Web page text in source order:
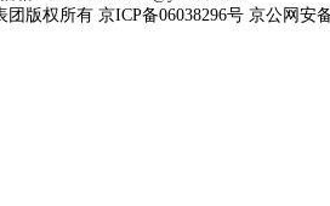
版权所有 京ICP备06038296号 京公网安